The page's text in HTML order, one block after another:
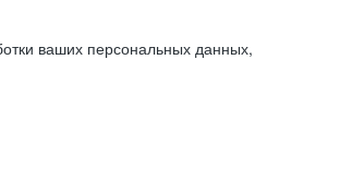
ваших персональных данных,